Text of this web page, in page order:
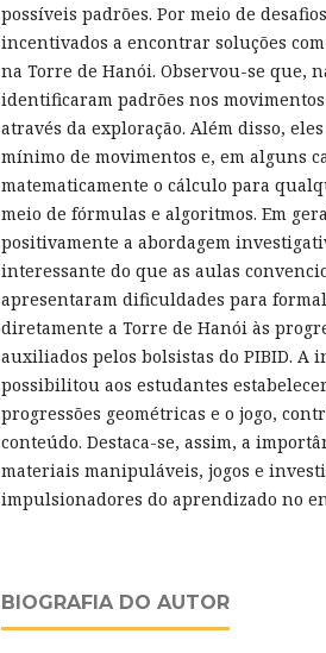
possíveis padrões. Por meio de
incentivados a encontrar soluções
na Torre de Hanói. Observou-se que,
identificaram padrões nos
através da exploração. Além disso,
mínimo de movimentos e, em alguns
matematicamente o cálculo para
meio de fórmulas e algoritmos. Em
positivamente a abordagem
interessante do que as aulas
apresentaram dificuldades para
diretamente a Torre de Hanói às
auxiliados pelos bolsistas do PIBID. A
possibilitou aos estudantes
progressões geométricas e o jogo,
conteúdo. Destaca-se, assim, a
materiais manipuláveis, jogos e
impulsionadores do aprendizado no
BIOGRAFIA DO AUTOR